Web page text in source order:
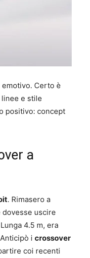
emotivo. Certo è
e stile
positivo: concept
a
. Rimasero a
dovesse uscire
4.5 m, era
i crossover
coi recenti